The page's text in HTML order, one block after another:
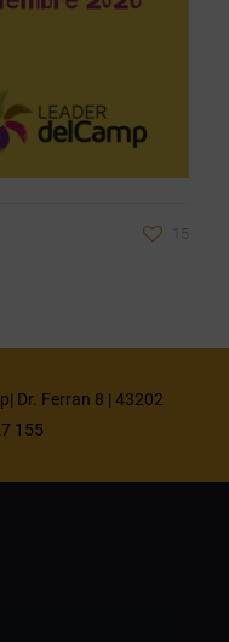
15
Dr. Ferran 8 | 43202
155